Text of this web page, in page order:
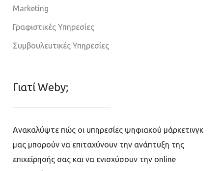
Marketing
Γραφιστικές Υπηρεσίες
Συμβουλευτικές Υπηρεσίες
Γιατί Weby;
Ανακαλύψτε πώς οι υπηρεσίες ψηφιακού μάρκετινγκ
μας μπορούν να επιταχύνουν την ανάπτυξη της
επιχείρησής σας και να ενισχύσουν την online